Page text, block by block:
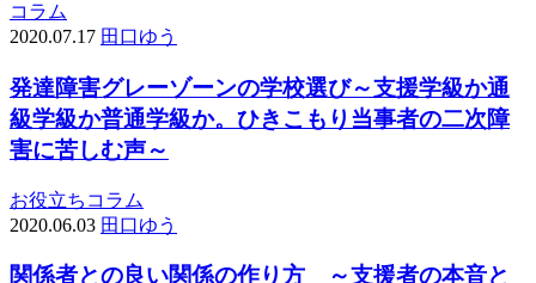
コラム
2020.07.17 田口ゆう
発達障害グレーゾーンの学校選び～支援学級か通
級学級か普通学級か。ひきこもり当事者の二次障
害に苦しむ声～
お役立ち コラム
2020.06.03 田口ゆう
関係者との良い関係の作り方 ～支援者の本音と